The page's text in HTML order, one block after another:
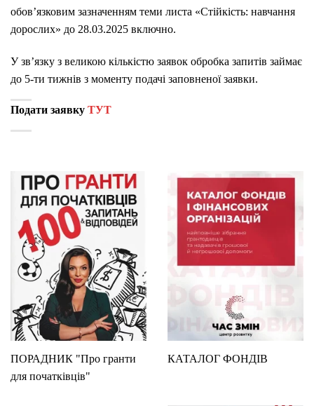
обов’язковим зазначенням теми листа «Стійкість: навчання
дорослих» до 28.03.2025 включно.
У зв’язку з великою кількістю заявок обробка запитів займає
до 5-ти тижнів з моменту подачі заповненої заявки.
Подати заявку ТУТ
ПОРАДНИК "Про гранти
для початківців"
КАТАЛОГ ФОНДІВ